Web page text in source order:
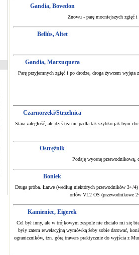
Gandia, Bovedon
Znowu - parę mocniejszych zgięć i
Bellús, Altet
Gandia, Marxuquera
Parę przyjemnych zgięć i po drodze, droga żywcem
Czarnorzeki/Strzelnica
Stara zaległość, ale dziś też nie padła tak szybko jak bym
Ostrężnik
Podaję wycenę przewodnikową,
Boniek
Druga próba. Łatwe (według niektórych przewodników 3+/
orłów VI.2 OS (przewodnikowe
Kamieniec, Eigerek
Cel był inny, ale w trójkowym zespole nie chciało mi się
były zatem rewelacyjną wymówką żeby sobie darować,
ograniczników, tzn. górą trawers praktycznie do wyjścia z